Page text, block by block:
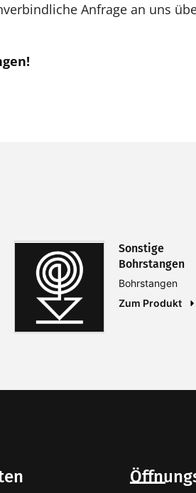
Anfrage an uns
Sonstige
Bohrstangen
Bohrstangen
Zum Produkt